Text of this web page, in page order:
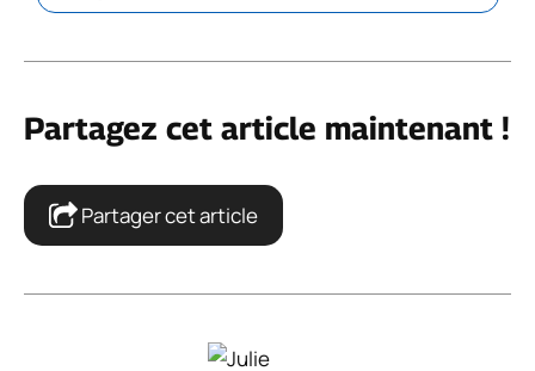
Partagez cet article maintenant !
Partager cet article